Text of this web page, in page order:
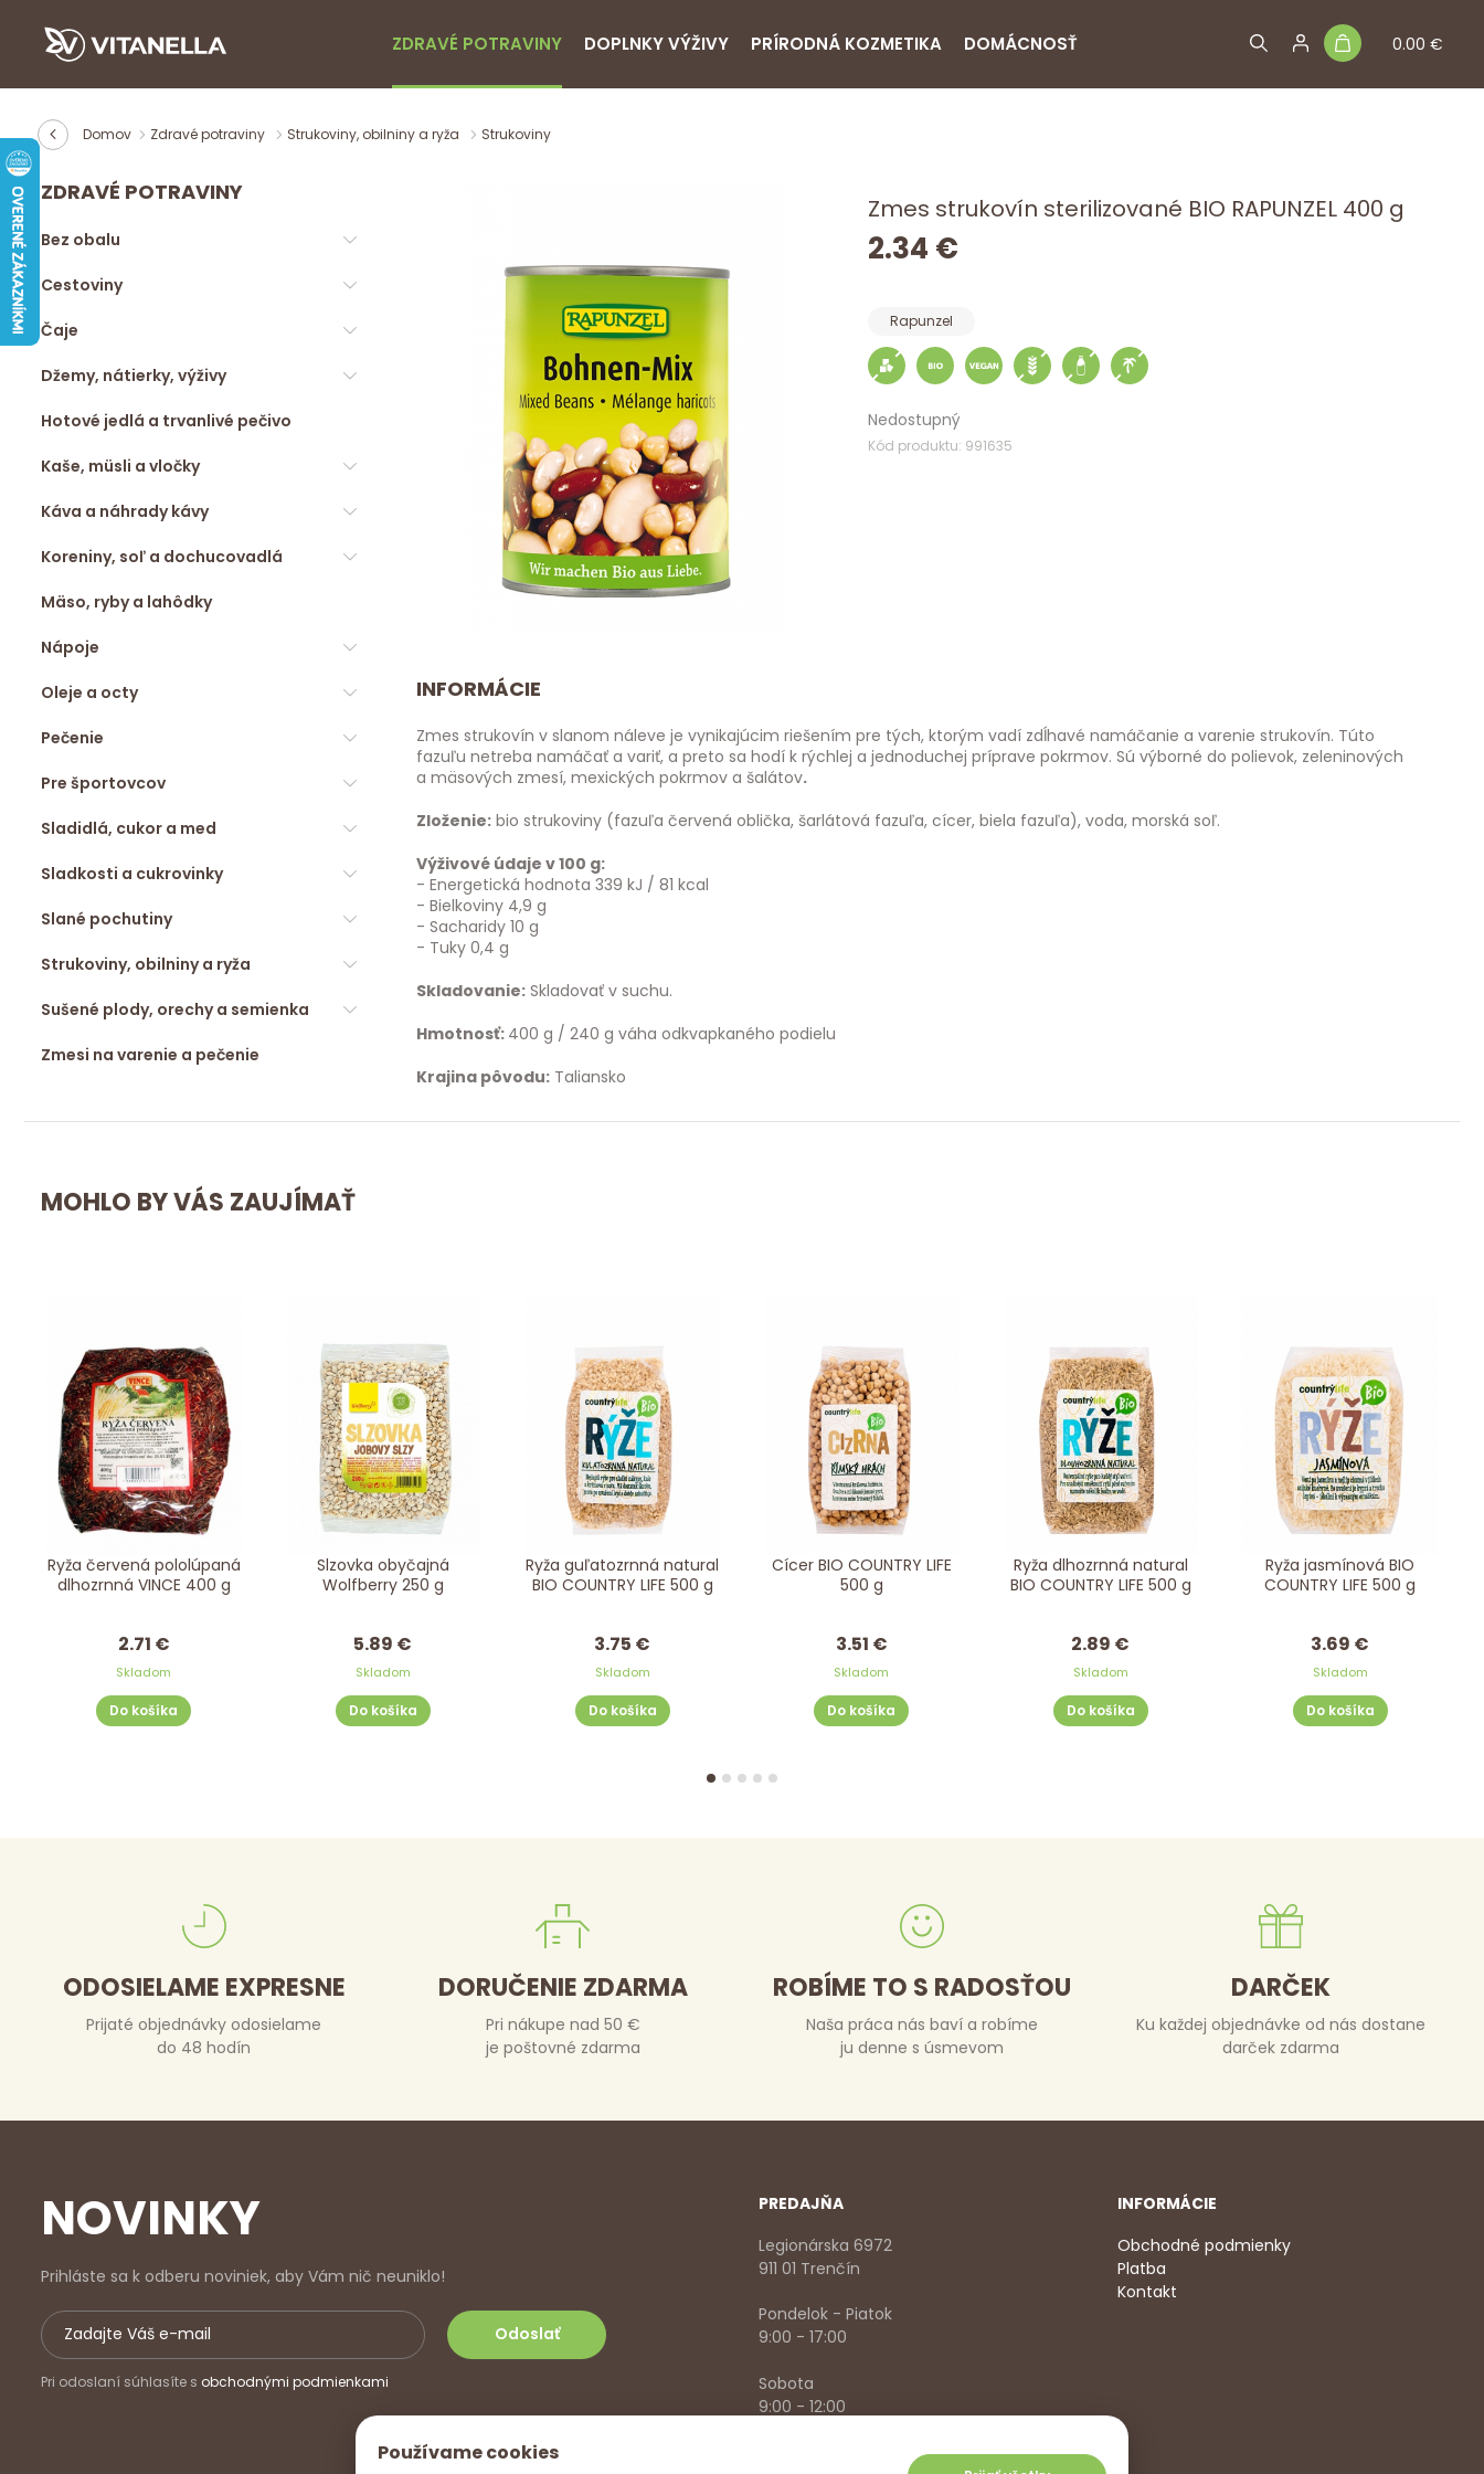
Používame cookies
0.00 €
ZDRAVÉ POTRAVINY DOPLNKY VÝŽIVY PRÍRODNÁ KOZMETIKA DOMÁCNOSŤ
Domov Zdravé potraviny Strukoviny, obilniny a ryža Strukoviny
ZDRAVÉ POTRAVINY
Bez obalu
Cestoviny
Čaje
Džemy, nátierky, výživy
Hotové jedlá a trvanlivé pečivo
Kaše, müsli a vločky
Káva a náhrady kávy
Koreniny, soľ a dochucovadlá
Mäso, ryby a lahôdky
Nápoje
Oleje a octy
Pečenie
Pre športovcov
Sladidlá, cukor a med
Sladkosti a cukrovinky
Slané pochutiny
Strukoviny, obilniny a ryža
Sušené plody, orechy a semienka
Zmesi na varenie a pečenie
Zmes strukovín sterilizované BIO RAPUNZEL 400 g
2.34 €
Rapunzel
Nedostupný
Kód produktu: 991635
INFORMÁCIE
Zmes strukovín v slanom náleve je vynikajúcim riešením pre tých, ktorým vadí zdĺhavé namáčanie a varenie strukovín. Túto
fazuľu netreba namáčať a variť, a preto sa hodí k rýchlej a jednoduchej príprave pokrmov. Sú výborné do polievok, zeleninových
a mäsových zmesí, mexických pokrmov a šalátov.
Zloženie: bio strukoviny (fazuľa červená oblička, šarlátová fazuľa, cícer, biela fazuľa), voda, morská soľ.
Výživové údaje v 100 g:
- Energetická hodnota 339 kJ / 81 kcal
- Bielkoviny 4,9 g
- Sacharidy 10 g
- Tuky 0,4 g
Skladovanie: Skladovať v suchu.
Hmotnosť: 400 g / 240 g váha odkvapkaného podielu
Krajina pôvodu: Taliansko
MOHLO BY VÁS ZAUJÍMAŤ
Ryža červená pololúpaná
dlhozrnná VINCE 400 g
2.71 €
Skladom
Do košíka
Slzovka obyčajná
Wolfberry 250 g
5.89 €
Skladom
Do košíka
Ryža guľatozrnná natural
BIO COUNTRY LIFE 500 g
3.75 €
Skladom
Do košíka
Cícer BIO COUNTRY LIFE
500 g
3.51 €
Skladom
Do košíka
Ryža dlhozrnná natural
BIO COUNTRY LIFE 500 g
2.89 €
Skladom
Do košíka
Ryža jasmínová BIO
COUNTRY LIFE 500 g
3.69 €
Skladom
Do košíka
ODOSIELAME EXPRESNE
Prijaté objednávky odosielame
do 48 hodín
DORUČENIE ZDARMA
Pri nákupe nad 50 €
je poštovné zdarma
ROBÍME TO S RADOSŤOU
Naša práca nás baví a robíme
ju denne s úsmevom
DARČEK
Ku každej objednávke od nás dostane
darček zdarma
NOVINKY
Prihláste sa k odberu noviniek, aby Vám nič neuniklo!
Pri odoslaní súhlasíte s obchodnými podmienkami
PREDAJŇA
Legionárska 6972
911 01 Trenčín
Pondelok - Piatok
9:00 - 17:00
Sobota
9:00 - 12:00
+421 915 572 350,
INFORMÁCIE
Obchodné podmienky
Platba
Kontakt